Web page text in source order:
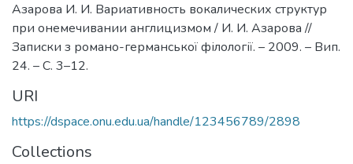
Азарова И. И. Вариативность вокалических структур
при онемечивании англицизмом / И. И. Азарова //
Записки з романо-германської філології. – 2009. – Вип.
24. – С. 3–12.
URI
https://dspace.onu.edu.ua/handle/123456789/2898
Collections